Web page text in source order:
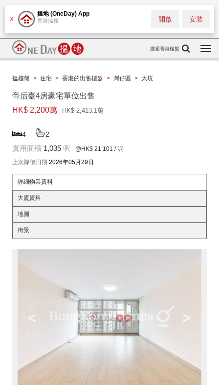
X
搵地 (OneDay) App
香港搵樓 安裝
開啟
搜索香港樓盤
搵樓盤 > 住宅 > 香港的出售樓盤 > 灣仔區 > 大坑
帝后臺4房豪宅單位出售
HK$ 2,200萬
HK$ 2,413.1萬
4 2
實用面積 1,035 呎 @HK$ 21,101 / 呎
上次降價日期 2026年05月29日
詳細物業資料
大廈資料
地圖
街景
< >